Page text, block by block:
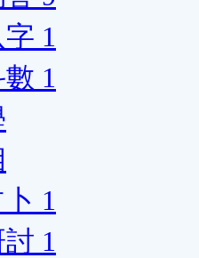
字 1
1
1
討 1